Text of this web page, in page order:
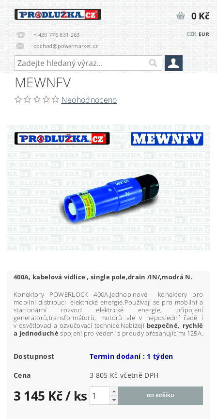
+ 420 776 831 263
obchod@powermarket.cz
CZK EUR
0 Kč
MEWNFV
Neohodnoceno
400A, kabelová vidlice , single pole,drain /IN/,modrá N.
Konektory POWERLOCK 400A.Jednopinové konektory pro
mobilní distribuci elektrické energie.Používají se pro mobilní a
stacionární rozvod elektrické energie, připojení
generátorů,transformátorů, motorů ale v neposlední řadě i
v osvětlovací a ozvučovací technice.Nabízejí bezpečné, rychlé
a jednoduché spojení pro vedení s proudy přesahujícími 125A.
Dostupnost Termin dodaní : 1 týden
Cena 3 805 Kč včetně DPH
3 145 Kč/ ks